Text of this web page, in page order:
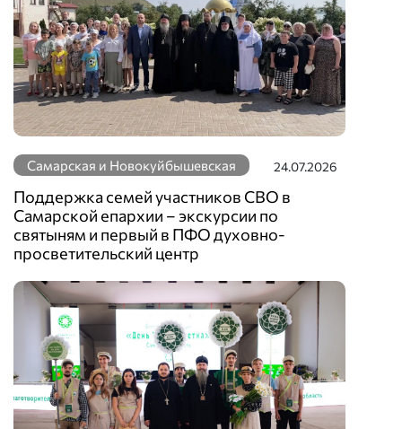
Самарская и Новокуйбышевская 24.07.2026
Поддержка семей участников СВО в
Самарской епархии – экскурсии по
святыням и первый в ПФО духовно-
просветительский центр